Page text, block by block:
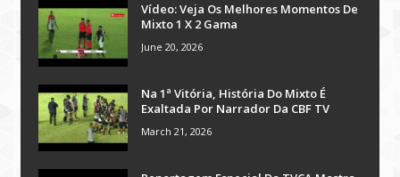
Vídeo: Veja Os Melhores Momentos De
Mixto 1 X 2 Gama
June 20, 2026
Na 1ª Vitória, História Do Mixto É
Exaltada Por Narrador Da CBF TV
March 21, 2026